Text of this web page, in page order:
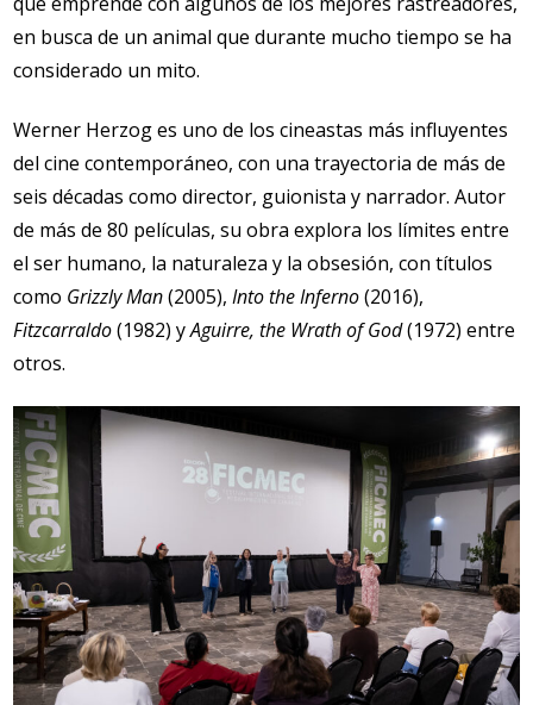
en busca de un animal que durante mucho tiempo se ha
considerado un mito.
Werner Herzog es uno de los cineastas más influyentes
del cine contemporáneo, con una trayectoria de más de
seis décadas como director, guionista y narrador. Autor
de más de 80 películas, su obra explora los límites entre
el ser humano, la naturaleza y la obsesión, con títulos
como Grizzly Man(2005),Into the Inferno(2016),
Fitzcarraldo(1982) yAguirre, the Wrath of God(1972) entre
otros.